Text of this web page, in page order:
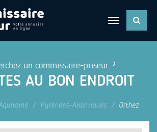
un commissaire-priseur ?
AU BON ENDROIT
Pyrénées-Atlantiques Orthez